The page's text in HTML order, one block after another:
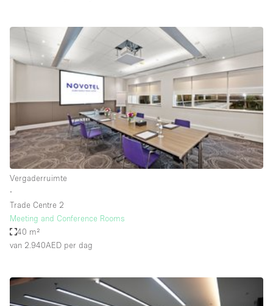
Conferentieruimte
Container
Creatieve ruimte
Evenementruimte
Foto / Filmstudio
Galerie
Hal
Herenhuis / Huis
Kantoorruimte
Kraampje / Kiosk / Stalletje
Magazijn
Vergaderruimte
∙
Trade Centre 2
Meeting and Conference Rooms
40 m²
van 2.940AED per dag